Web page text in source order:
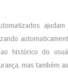
histórico do
mas também